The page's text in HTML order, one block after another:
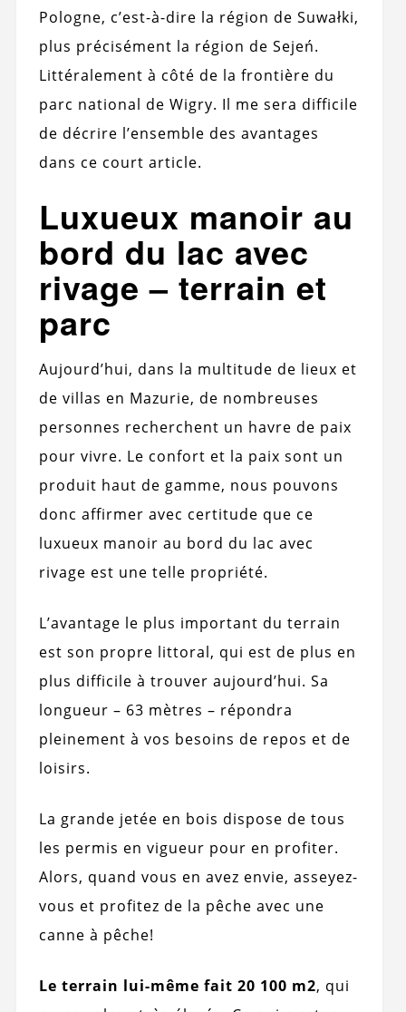
Pologne, c’est-à-dire la région de Suwałki,
plus précisément la région de Sejeń.
Littéralement à côté de la frontière du
parc national de Wigry. Il me sera difficile
de décrire l’ensemble des avantages
dans ce court article.
Luxueux manoir au
bord du lac avec
rivage – terrain et
parc
Aujourd’hui, dans la multitude de lieux et
de villas en Mazurie, de nombreuses
personnes recherchent un havre de paix
pour vivre. Le confort et la paix sont un
produit haut de gamme, nous pouvons
donc affirmer avec certitude que ce
luxueux manoir au bord du lac avec
rivage est une telle propriété.
L’avantage le plus important du terrain
est son propre littoral, qui est de plus en
plus difficile à trouver aujourd’hui. Sa
longueur – 63 mètres – répondra
pleinement à vos besoins de repos et de
loisirs.
La grande jetée en bois dispose de tous
les permis en vigueur pour en profiter.
Alors, quand vous en avez envie, asseyez-
vous et profitez de la pêche avec une
canne à pêche!
Le terrain lui-même fait 20 100 m2, qui